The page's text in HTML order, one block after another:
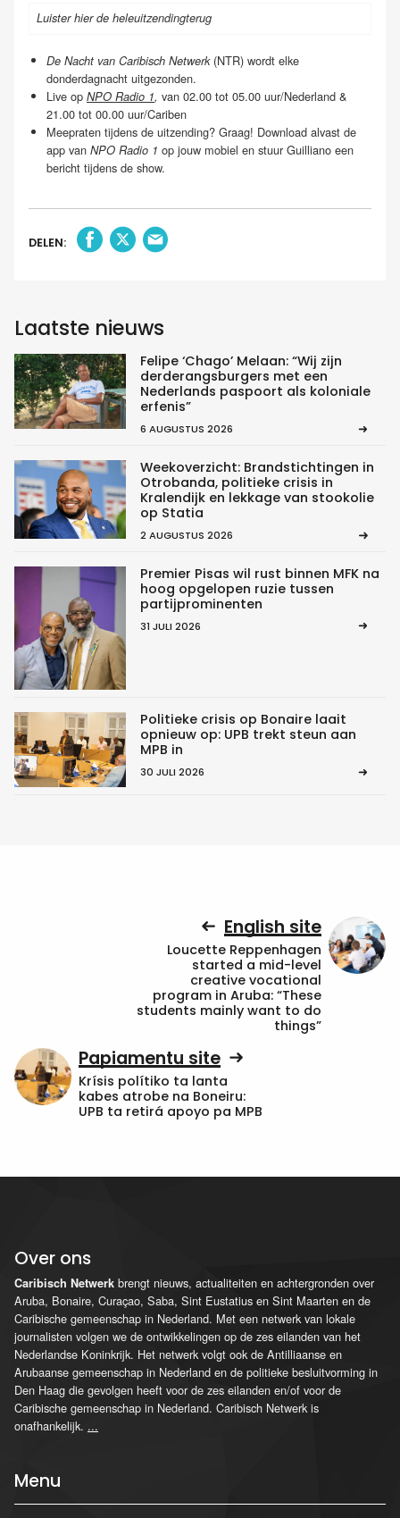
Luister hier de heleuitzendingterug
De Nacht van Caribisch Netwerk(NTR) wordt elke
donderdagnacht uitgezonden.
Live op NPO Radio 1, van 02.00 tot 05.00 uur/Nederland &
21.00 tot 00.00 uur/Cariben
Meepraten tijdens de uitzending? Graag! Download alvast de
app van NPO Radio 1 op jouw mobiel en stuur Guilliano een
bericht tijdens de show.
DELEN:
Laatste nieuws
Felipe ‘Chago’ Melaan: “Wij zijn
derderangsburgers met een
Nederlands paspoort als koloniale
erfenis”
6 AUGUSTUS 2026
Weekoverzicht: Brandstichtingen in
Otrobanda, politieke crisis in
Kralendijk en lekkage van stookolie
op Statia
2 AUGUSTUS 2026
Premier Pisas wil rust binnen MFK na
hoog opgelopen ruzie tussen
partijprominenten
31 JULI 2026
Politieke crisis op Bonaire laait
opnieuw op: UPB trekt steun aan
MPB in
30 JULI 2026
English site
Loucette Reppenhagen
started a mid-level
creative vocational
program in Aruba: “These
students mainly want to do
things”
Papiamentu site
Krísis polítiko ta lanta
kabes atrobe na Boneiru:
UPB ta retirá apoyo pa MPB
Over ons
Caribisch Netwerk brengt nieuws, actualiteiten en achtergronden over
Aruba, Bonaire, Curaçao, Saba, Sint Eustatius en Sint Maarten en de
Caribische gemeenschap in Nederland. Met een netwerk van lokale
journalisten volgen we de ontwikkelingen op de zes eilanden van het
Nederlandse Koninkrijk. Het netwerk volgt ook de Antilliaanse en
Arubaanse gemeenschap in Nederland en de politieke besluitvorming in
Den Haag die gevolgen heeft voor de zes eilanden en/of voor de
Caribische gemeenschap in Nederland. Caribisch Netwerk is
onafhankelijk. ...
Menu